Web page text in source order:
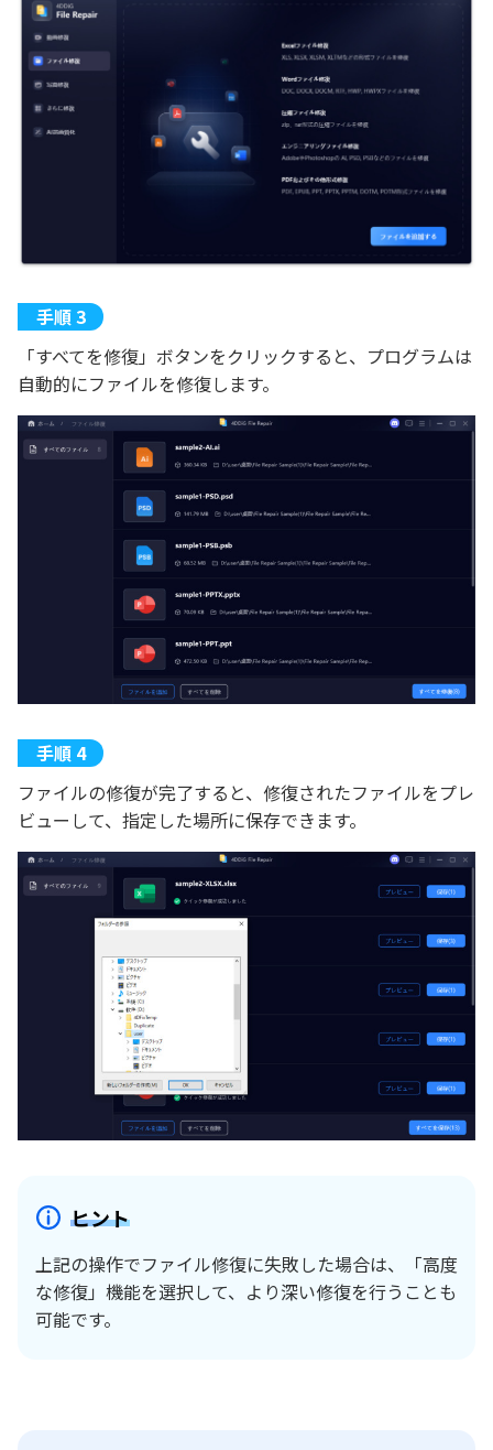
「すべてを修復」ボタンをクリックすると、プログラムは
自動的にファイルを修復します。
ファイルの修復が完了すると、修復されたファイルをプレ
ビューして、指定した場所に保存できます。
ヒント
上記の操作でファイル修復に失敗した場合は、「高度
な修復」機能を選択して、より深い修復を行うことも
可能です。